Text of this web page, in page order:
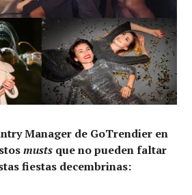
Manager de GoTrendier en
musts que no pueden faltar
fiestas decembrinas: